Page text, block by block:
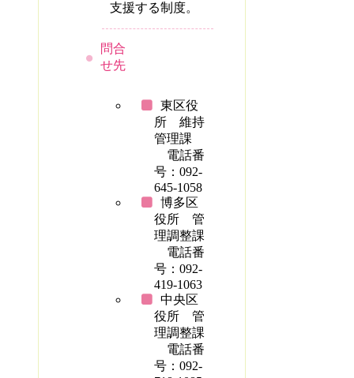
支援する制度。
問合
せ先
東区役
所 維持
管理課
電話番
号：092-
645-1058
博多区
役所 管
理調整課
電話番
号：092-
419-1063
中央区
役所 管
理調整課
電話番
号：092-